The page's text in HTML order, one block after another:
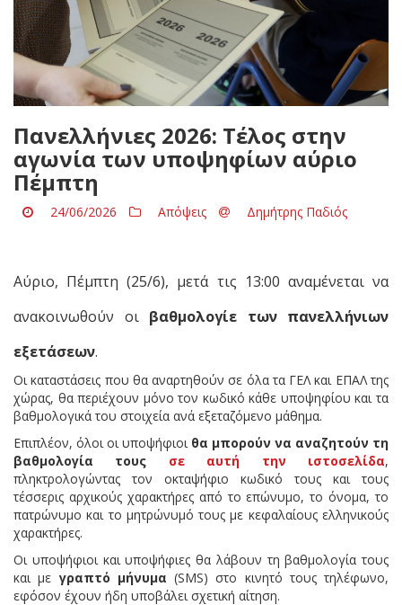
Πανελλήνιες 2026: Τέλος στην
αγωνία των υποψηφίων αύριο
Πέμπτη
24/06/2026 Απόψεις Δημήτρης Παδιός
Αύριο, Πέμπτη (25/6), μετά τις 13:00 αναμένεται να
ανακοινωθούν οι βαθμολογίε των πανελλήνιων
εξετάσεων.
Οι καταστάσεις που θα αναρτηθούν σε όλα τα ΓΕΛ και ΕΠΑΛ της
χώρας, θα περιέχουν μόνο τον κωδικό κάθε υποψηφίου και τα
βαθμολογικά του στοιχεία ανά εξεταζόμενο μάθημα.
Επιπλέον, όλοι οι υποψήφιοι θα μπορούν να αναζητούν τη
βαθμολογία τους
σε αυτή την ιστοσελίδα,
πληκτρολογώντας τον οκταψήφιο κωδικό τους και τους
τέσσερις αρχικούς χαρακτήρες από το επώνυμο, το όνομα, το
πατρώνυμο και το μητρώνυμό τους με κεφαλαίους ελληνικούς
χαρακτήρες.
Οι υποψήφιοι και υποψήφιες θα λάβουν τη βαθμολογία τους
και με γραπτό μήνυμα (SMS) στο κινητό τους τηλέφωνο,
εφόσον έχουν ήδη υποβάλει σχετική αίτηση.